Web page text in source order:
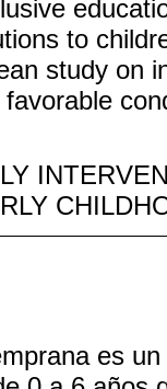
to
study on
es